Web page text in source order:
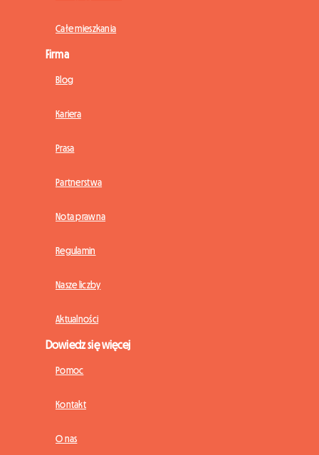
Całe mieszkania
Firma
Blog
Kariera
Prasa
Partnerstwa
Nota prawna
Regulamin
Nasze liczby
Aktualności
Dowiedz się więcej
Pomoc
Kontakt
O nas